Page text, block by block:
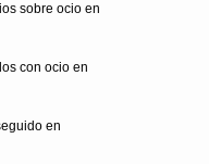
sobre ocio en
con ocio en
en